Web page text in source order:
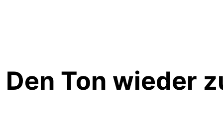
Den Ton wieder